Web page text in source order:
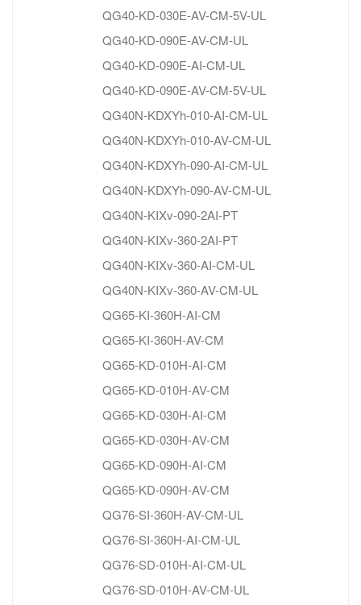
QG40-KD-030E-AV-CM-5V-UL
QG40-KD-090E-AV-CM-UL
QG40-KD-090E-AI-CM-UL
QG40-KD-090E-AV-CM-5V-UL
QG40N-KDXYh-010-AI-CM-UL
QG40N-KDXYh-010-AV-CM-UL
QG40N-KDXYh-090-AI-CM-UL
QG40N-KDXYh-090-AV-CM-UL
QG40N-KIXv-090-2AI-PT
QG40N-KIXv-360-2AI-PT
QG40N-KIXv-360-AI-CM-UL
QG40N-KIXv-360-AV-CM-UL
QG65-KI-360H-AI-CM
QG65-KI-360H-AV-CM
QG65-KD-010H-AI-CM
QG65-KD-010H-AV-CM
QG65-KD-030H-AI-CM
QG65-KD-030H-AV-CM
QG65-KD-090H-AI-CM
QG65-KD-090H-AV-CM
QG76-SI-360H-AV-CM-UL
QG76-SI-360H-AI-CM-UL
QG76-SD-010H-AI-CM-UL
QG76-SD-010H-AV-CM-UL